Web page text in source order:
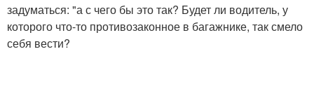
задуматься: "а с чего бы это так? Будет ли водитель, у
которого что-то противозаконное в багажнике, так смело
себя вести?